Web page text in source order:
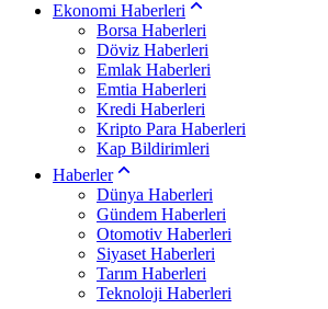
Ekonomi Haberleri
Borsa Haberleri
Döviz Haberleri
Emlak Haberleri
Emtia Haberleri
Kredi Haberleri
Kripto Para Haberleri
Kap Bildirimleri
Haberler
Dünya Haberleri
Gündem Haberleri
Otomotiv Haberleri
Siyaset Haberleri
Tarım Haberleri
Teknoloji Haberleri